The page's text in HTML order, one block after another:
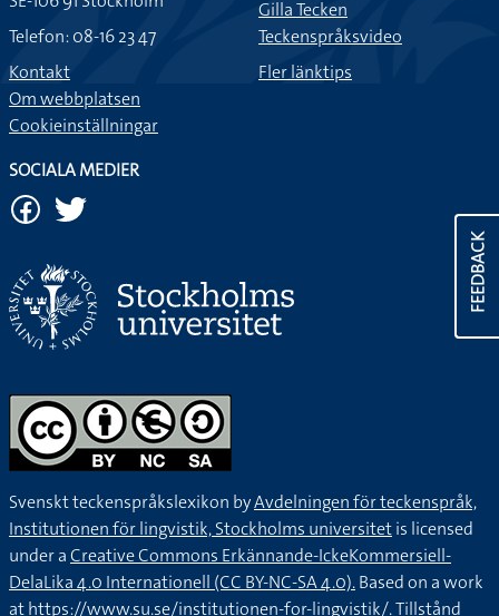
FEEDBACK
Telefon: 08-16 23 47
Kontakt
Om webbplatsen
Cookieinställningar
Gilla Tecken
Teckenspråksvideo
Fler länktips
SOCIALA MEDIER
Svenskt teckenspråkslexikon byAvdelningen för teckenspråk,
Institutionen för lingvistik, Stockholms universitetis licensed
under aCreative Commons Erkännande-IckeKommersiell-
DelaLika 4.0 Internationell (CC BY-NC-SA 4.0).Based on a work
athttps://www.su.se/institutionen-for-lingvistik/. Tillstånd